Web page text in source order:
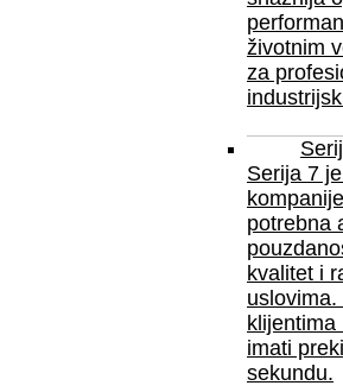
životnim
za
Serija 7
potrebna
kvalitet i
klijentima
imati
sekundu.